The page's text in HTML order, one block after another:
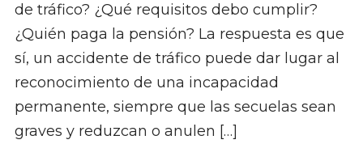
de tráfico? ¿Qué requisitos debo cumplir?
¿Quién paga la pensión? La respuesta es que
sí, un accidente de tráfico puede dar lugar al
reconocimiento de una incapacidad
permanente, siempre que las secuelas sean
graves y reduzcan o anulen […]